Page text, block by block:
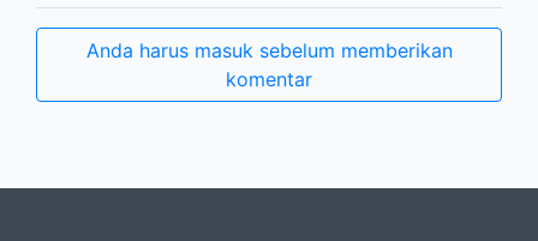
Anda harus masuk sebelum memberikan
komentar